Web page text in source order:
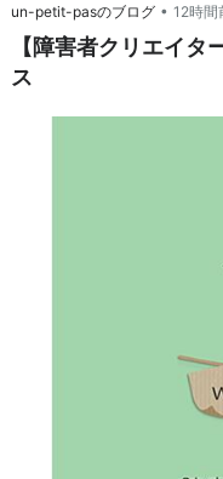
un-petit-pasのブログ • 12時間
【障害者クリエイ
ス